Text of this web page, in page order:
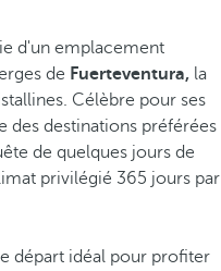
d'un emplacement
de Fuerteventura, la
Célèbre pour ses
des destinations préférées
de quelques jours de
privilégié 365 jours par
départ idéal pour profiter